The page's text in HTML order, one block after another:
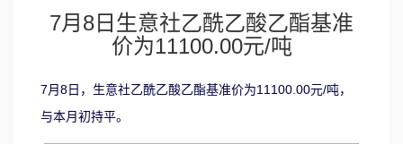
7月8日生意社乙酰乙酸乙酯基准
价为11100.00元/吨
7月8日，生意社乙酰乙酸乙酯基准价为11100.00元/吨，
与本月初持平。